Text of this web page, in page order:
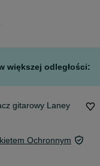
większej odległości:
gitarowy Laney
Ochronnym